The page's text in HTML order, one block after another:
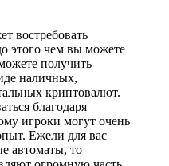
востребовать
этого чем вы можете
получить
наличных,
криптовалют.
благодаря
игроки могут очень
Ежели для вас
автоматы, то